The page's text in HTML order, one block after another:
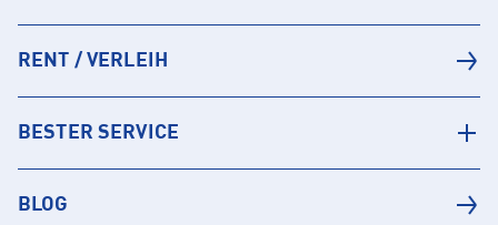
RENT / VERLEIH
BESTER SERVICE
BLOG